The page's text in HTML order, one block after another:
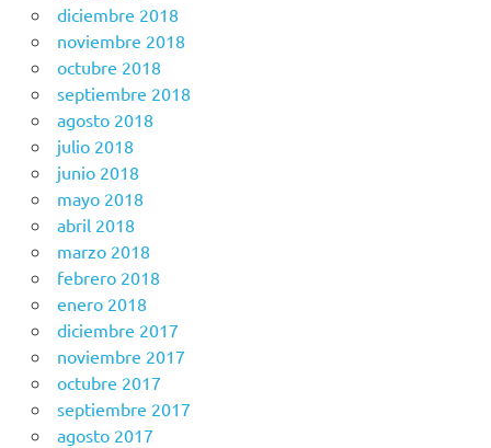
diciembre 2018
noviembre 2018
octubre 2018
septiembre 2018
agosto 2018
julio 2018
junio 2018
mayo 2018
abril 2018
marzo 2018
febrero 2018
enero 2018
diciembre 2017
noviembre 2017
octubre 2017
septiembre 2017
agosto 2017